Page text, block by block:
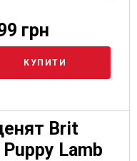
грн
КУПИТИ
Brit
Lamb